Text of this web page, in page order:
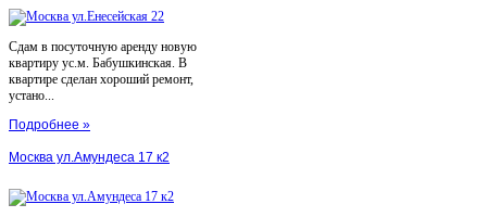
Сдам в посуточную аренду новую
квартиру ус.м. Бабушкинская. В
квартире сделан хороший ремонт,
устано...
Подробнее »
Москва ул.Амундеса 17 к2